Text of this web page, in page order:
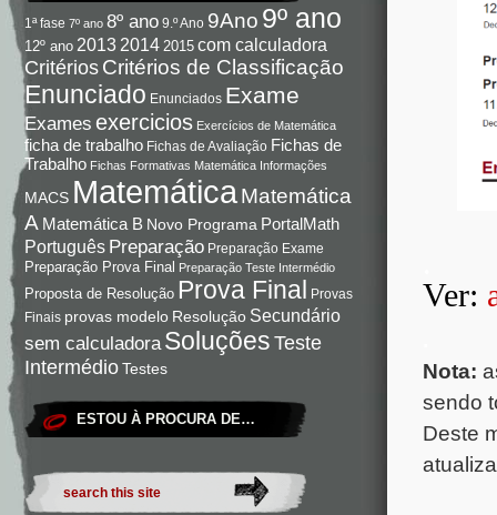
1ª fase 7º ano 8º ano 9.º Ano 9Ano 9º ano
12º ano 2013 2014 2015 com calculadora
Critérios Critérios de Classificação
Enunciado Enunciados Exame
Exames exercicios Exercícios de Matemática
ficha de trabalho Fichas de Avaliação Fichas de
Trabalho Fichas Formativas Matemática Informações
MACS Matemática Matemática
A Matemática B Novo Programa PortalMath
Português Preparação Preparação Exame
Preparação Prova Final Preparação Teste Intermédio
Proposta de Resolução Prova Final Provas
Finais provas modelo Resolução Secundário
sem calculadora Soluções Teste
IntermédioTestes
ESTOU À PROCURA DE…
Ver:
Nota:
sendo
Deste